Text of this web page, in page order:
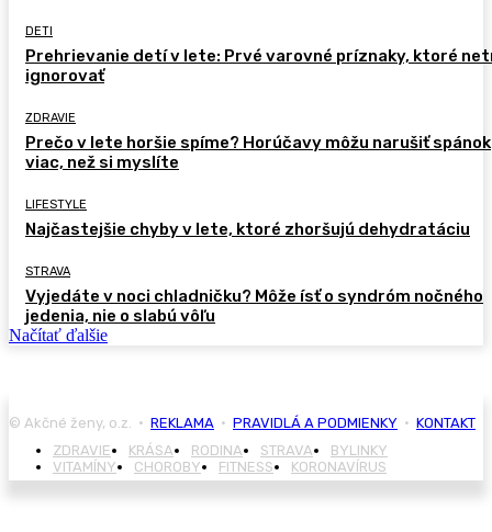
DETI
Prehrievanie detí v lete: Prvé varovné príznaky, ktoré
ignorovať
ZDRAVIE
Prečo v lete horšie spíme? Horúčavy môžu narušiť spánok
viac, než si myslíte
LIFESTYLE
Najčastejšie chyby v lete, ktoré zhoršujú dehydratáciu
STRAVA
Vyjedáte v noci chladničku? Môže ísť o syndróm nočného
jedenia, nie o slabú vôľu
Načítať ďalšie
© Akčné ženy, o.z. • REKLAMA • PRAVIDLÁ A PODMIENKY • KONTAKT
ZDRAVIE
KRÁSA RODINA STRAVA
BYLINKY
VITAMÍNY
CHOROBY FITNESS KORONAVÍRUS